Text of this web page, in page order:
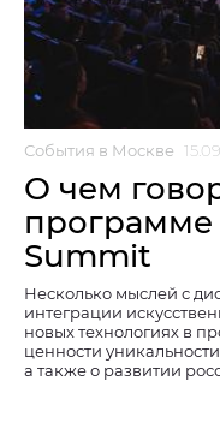
События в Москве
О чем
программе
Summit
Несколько мыслей с
интеграции
новых технологиях в
ценности
а также о развитии